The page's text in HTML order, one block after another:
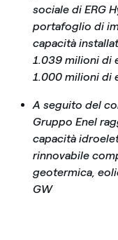
sociale di ERG
portafoglio di
capacità
1.039 milioni di
1.000 milioni di
A seguito del
Gruppo Enel
capacità
rinnovabile
geotermica,
GW